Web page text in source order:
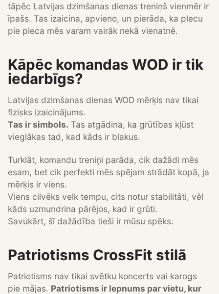
tāpēc Latvijas dzimšanas dienas treniņš vienmēr ir
īpašs. Tas izaicina, apvieno, un pierāda, ka plecu
pie pleca mēs varam vairāk nekā vienatnē.
Kāpēc komandas WOD ir tik
iedarbīgs?
Latvijas dzimšanas dienas WOD mērķis nav tikai
fizisks izaicinājums.
Tas ir simbols. Tas atgādina, ka grūtības kļūst
vieglākas tad, kad kāds ir blakus.
Turklāt, komandu treniņi parāda, cik dažādi mēs
esam, bet cik perfekti mēs spējam strādāt kopā, ja
mērķis ir viens.
Viens cilvēks velk tempu, cits notur stabilitāti, vēl
kāds uzmundrina pārējos, kad ir grūti.
Savukārt, šī dažādība tieši ir mūsu spēks.
Patriotisms CrossFit stilā
Patriotisms nav tikai svētku koncerts vai karogs
pie mājas. Patriotisms ir lepnums par vietu, kur